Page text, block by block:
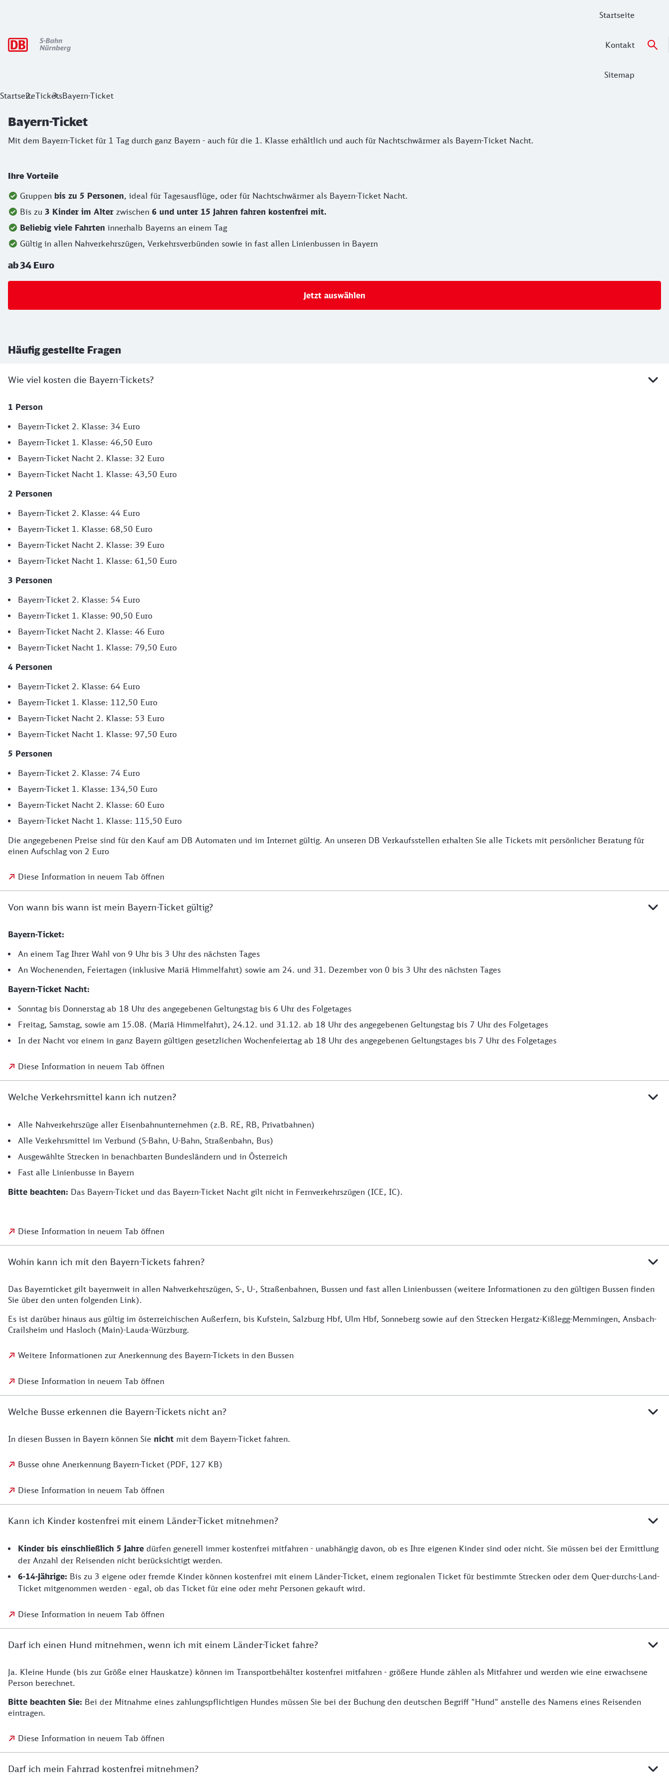
Startseite
Kontakt
Sitemap
Bayern-Ticket
StartseiteTicketsBayern-Ticket
Bayern-Ticket
Mit dem Bayern-Ticket für 1 Tag durch ganz Bayern - auch für die 1. Klasse erhältlich und auch für Nachtschwärmer als Bayern-Ticket Nacht.
Ihre Vorteile
Gruppen bis zu 5 Personen, ideal für Tagesausflüge, oder für Nachtschwärmer als Bayern-Ticket Nacht.
Bis zu 3 Kinder im Alter zwischen 6 und unter 15 Jahren fahren kostenfrei mit.
Beliebig viele Fahrten innerhalb Bayerns an einem Tag
Gültig in allen Nahverkehrszügen, Verkehrsverbünden sowie in fast allen Linienbussen in Bayern
ab 34 Euro
Jetzt auswählen
Häufig gestellte Fragen
Wie viel kosten die Bayern-Tickets?
1 Person
Bayern-Ticket 2. Klasse: 34 Euro
Bayern-Ticket 1. Klasse: 46,50 Euro
Bayern-Ticket Nacht 2. Klasse: 32 Euro
Bayern-Ticket Nacht 1. Klasse: 43,50 Euro
2 Personen
Bayern-Ticket 2. Klasse: 44 Euro
Bayern-Ticket 1. Klasse: 68,50 Euro
Bayern-Ticket Nacht 2. Klasse: 39 Euro
Bayern-Ticket Nacht 1. Klasse: 61,50 Euro
3 Personen
Bayern-Ticket 2. Klasse: 54 Euro
Bayern-Ticket 1. Klasse: 90,50 Euro
Bayern-Ticket Nacht 2. Klasse: 46 Euro
Bayern-Ticket Nacht 1. Klasse: 79,50 Euro
4 Personen
Bayern-Ticket 2. Klasse: 64 Euro
Bayern-Ticket 1. Klasse: 112,50 Euro
Bayern-Ticket Nacht 2. Klasse: 53 Euro
Bayern-Ticket Nacht 1. Klasse: 97,50 Euro
5 Personen
Bayern-Ticket 2. Klasse: 74 Euro
Bayern-Ticket 1. Klasse: 134,50 Euro
Bayern-Ticket Nacht 2. Klasse: 60 Euro
Bayern-Ticket Nacht 1. Klasse: 115,50 Euro
Die angegebenen Preise sind für den Kauf am DB Automaten und im Internet gültig. An unseren DB Verkaufsstellen erhalten Sie alle Tickets mit persönlicher Beratung für
einen Aufschlag von 2 Euro
Diese Information in neuem Tab öffnen
Von wann bis wann ist mein Bayern-Ticket gültig?
Bayern-Ticket:
An einem Tag Ihrer Wahl von 9 Uhr bis 3 Uhr des nächsten Tages
An Wochenenden, Feiertagen (inklusive Mariä Himmelfahrt) sowie am 24. und 31. Dezember von 0 bis 3 Uhr des nächsten Tages
Bayern-Ticket Nacht:
Sonntag bis Donnerstag ab 18 Uhr des angegebenen Geltungstag bis 6 Uhr des Folgetages
Freitag, Samstag, sowie am 15.08. (Mariä Himmelfahrt), 24.12. und 31.12. ab 18 Uhr des angegebenen Geltungstag bis 7 Uhr des Folgetages
In der Nacht vor einem in ganz Bayern gültigen gesetzlichen Wochenfeiertag ab 18 Uhr des angegebenen Geltungstages bis 7 Uhr des Folgetages
Diese Information in neuem Tab öffnen
Welche Verkehrsmittel kann ich nutzen?
Alle Nahverkehrszüge aller Eisenbahnunternehmen (z.B. RE, RB, Privatbahnen)
Alle Verkehrsmittel im Verbund (S-Bahn, U-Bahn, Straßenbahn, Bus)
Ausgewählte Strecken in benachbarten Bundesländern und in Österreich
Fast alle Linienbusse in Bayern
Bitte beachten: Das Bayern-Ticket und das Bayern-Ticket Nacht gilt nicht in Fernverkehrszügen (ICE, IC).
Diese Information in neuem Tab öffnen
Wohin kann ich mit den Bayern-Tickets fahren?
Das Bayernticket gilt bayernweit in allen Nahverkehrszügen, S-, U-, Straßenbahnen, Bussen und fast allen Linienbussen (weitere Informationen zu den gültigen Bussen finden
Sie über den unten folgenden Link).
Es ist darüber hinaus aus gültig im österreichischen Außerfern, bis Kufstein, Salzburg Hbf, Ulm Hbf, Sonneberg sowie auf den Strecken Hergatz-Kißlegg-Memmingen, Ansbach-
Crailsheim und Hasloch (Main)-Lauda-Würzburg.
Weitere Informationen zur Anerkennung des Bayern-Tickets in den Bussen
Diese Information in neuem Tab öffnen
Welche Busse erkennen die Bayern-Tickets nicht an?
In diesen Bussen in Bayern können Sie nicht mit dem Bayern-Ticket fahren.
Busse ohne Anerkennung Bayern-Ticket (PDF, 127 KB)
Diese Information in neuem Tab öffnen
Kann ich Kinder kostenfrei mit einem Länder-Ticket mitnehmen?
Kinder bis einschließlich 5 Jahre dürfen generell immer kostenfrei mitfahren - unabhängig davon, ob es Ihre eigenen Kinder sind oder nicht. Sie müssen bei der Ermittlung
der Anzahl der Reisenden nicht berücksichtigt werden.
6-14-Jährige: Bis zu 3 eigene oder fremde Kinder können kostenfrei mit einem Länder-Ticket, einem regionalen Ticket für bestimmte Strecken oder dem Quer-durchs-Land-
Ticket mitgenommen werden - egal, ob das Ticket für eine oder mehr Personen gekauft wird.
Diese Information in neuem Tab öffnen
Darf ich einen Hund mitnehmen, wenn ich mit einem Länder-Ticket fahre?
Ja. Kleine Hunde (bis zur Größe einer Hauskatze) können im Transportbehälter kostenfrei mitfahren - größere Hunde zählen als Mitfahrer und werden wie eine erwachsene
Person berechnet.
Bitte beachten Sie: Bei der Mitnahme eines zahlungspflichtigen Hundes müssen Sie bei der Buchung den deutschen Begriff "Hund" anstelle des Namens eines Reisenden
eintragen.
Diese Information in neuem Tab öffnen
Darf ich mein Fahrrad kostenfrei mitnehmen?